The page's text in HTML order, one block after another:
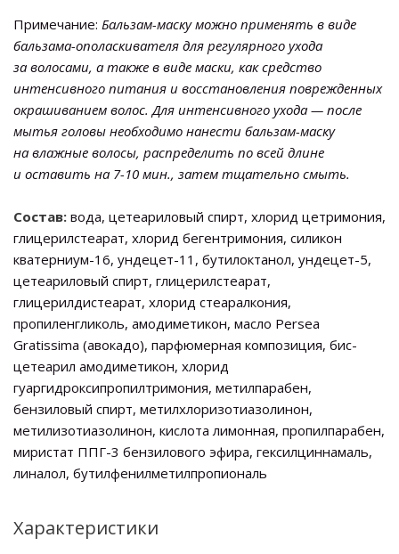
Примечание: Бальзам-маску можно применять в виде
бальзама-ополаскивателя для регулярного ухода
за волосами, а также в виде маски, как средство
интенсивного питания и восстановления поврежденных
окрашиванием волос. Для интенсивного ухода — после
мытья головы необходимо нанести бальзам-маску
на влажные волосы, распределить по всей длине
и оставить на 7-10 мин., затем тщательно смыть.
Состав: вода, цетеариловый спирт, хлорид цетримония,
глицерилстеарат, хлорид бегентримония, силикон
кватерниум-16, ундецет-11, бутилоктанол, ундецет-5,
цетеариловый спирт, глицерилстеарат,
глицерилдистеарат, хлорид стеаралкония,
пропиленгликоль, амодиметикон, масло Persea
Gratissima (авокадо), парфюмерная композиция, бис-
цетеарил амодиметикон, хлорид
гуаргидроксипропилтримония, метилпарабен,
бензиловый спирт, метилхлоризотиазолинон,
метилизотиазолинон, кислота лимонная, пропилпарабен,
миристат ППГ-3 бензилового эфира, гексилциннамаль,
линалол, бутилфенилметилпропиональ
Характеристики